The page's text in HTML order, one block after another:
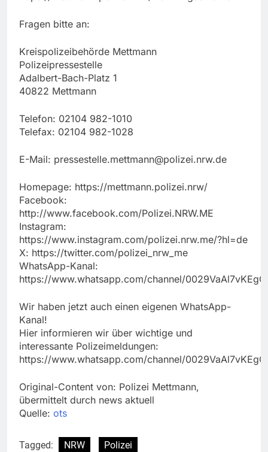
Fragen bitte an:
Kreispolizeibehörde Mettmann
Polizeipressestelle
Adalbert-Bach-Platz 1
40822 Mettmann
Telefon: 02104 982-1010
Telefax: 02104 982-1028
E-Mail: pressestelle.mettmann@polizei.nrw.de
Homepage: https://mettmann.polizei.nrw/
Facebook:
http://www.facebook.com/Polizei.NRW.ME
Instagram:
https://www.instagram.com/polizei.nrw.me/?hl=de
X: https://twitter.com/polizei_nrw_me
WhatsApp-Kanal:
https://www.whatsapp.com/channel/
Wir haben jetzt auch einen eigenen WhatsApp-
Kanal!
Hier informieren wir über wichtige und
interessante Polizeimeldungen:
https://www.whatsapp.com/channel/
Original-Content von: Polizei Mettmann,
übermittelt durch news aktuell
Quelle: ots
Tagged: NRW Polizei